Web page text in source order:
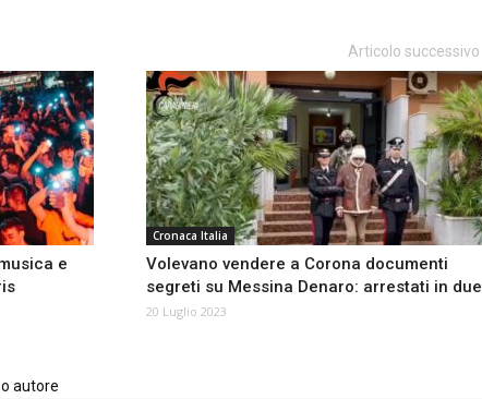
e
Articolo successivo
Cronaca Italia
Volevano vendere a Corona documenti
segreti su Messina Denaro: arrestati in due
20 Luglio 2023
autore